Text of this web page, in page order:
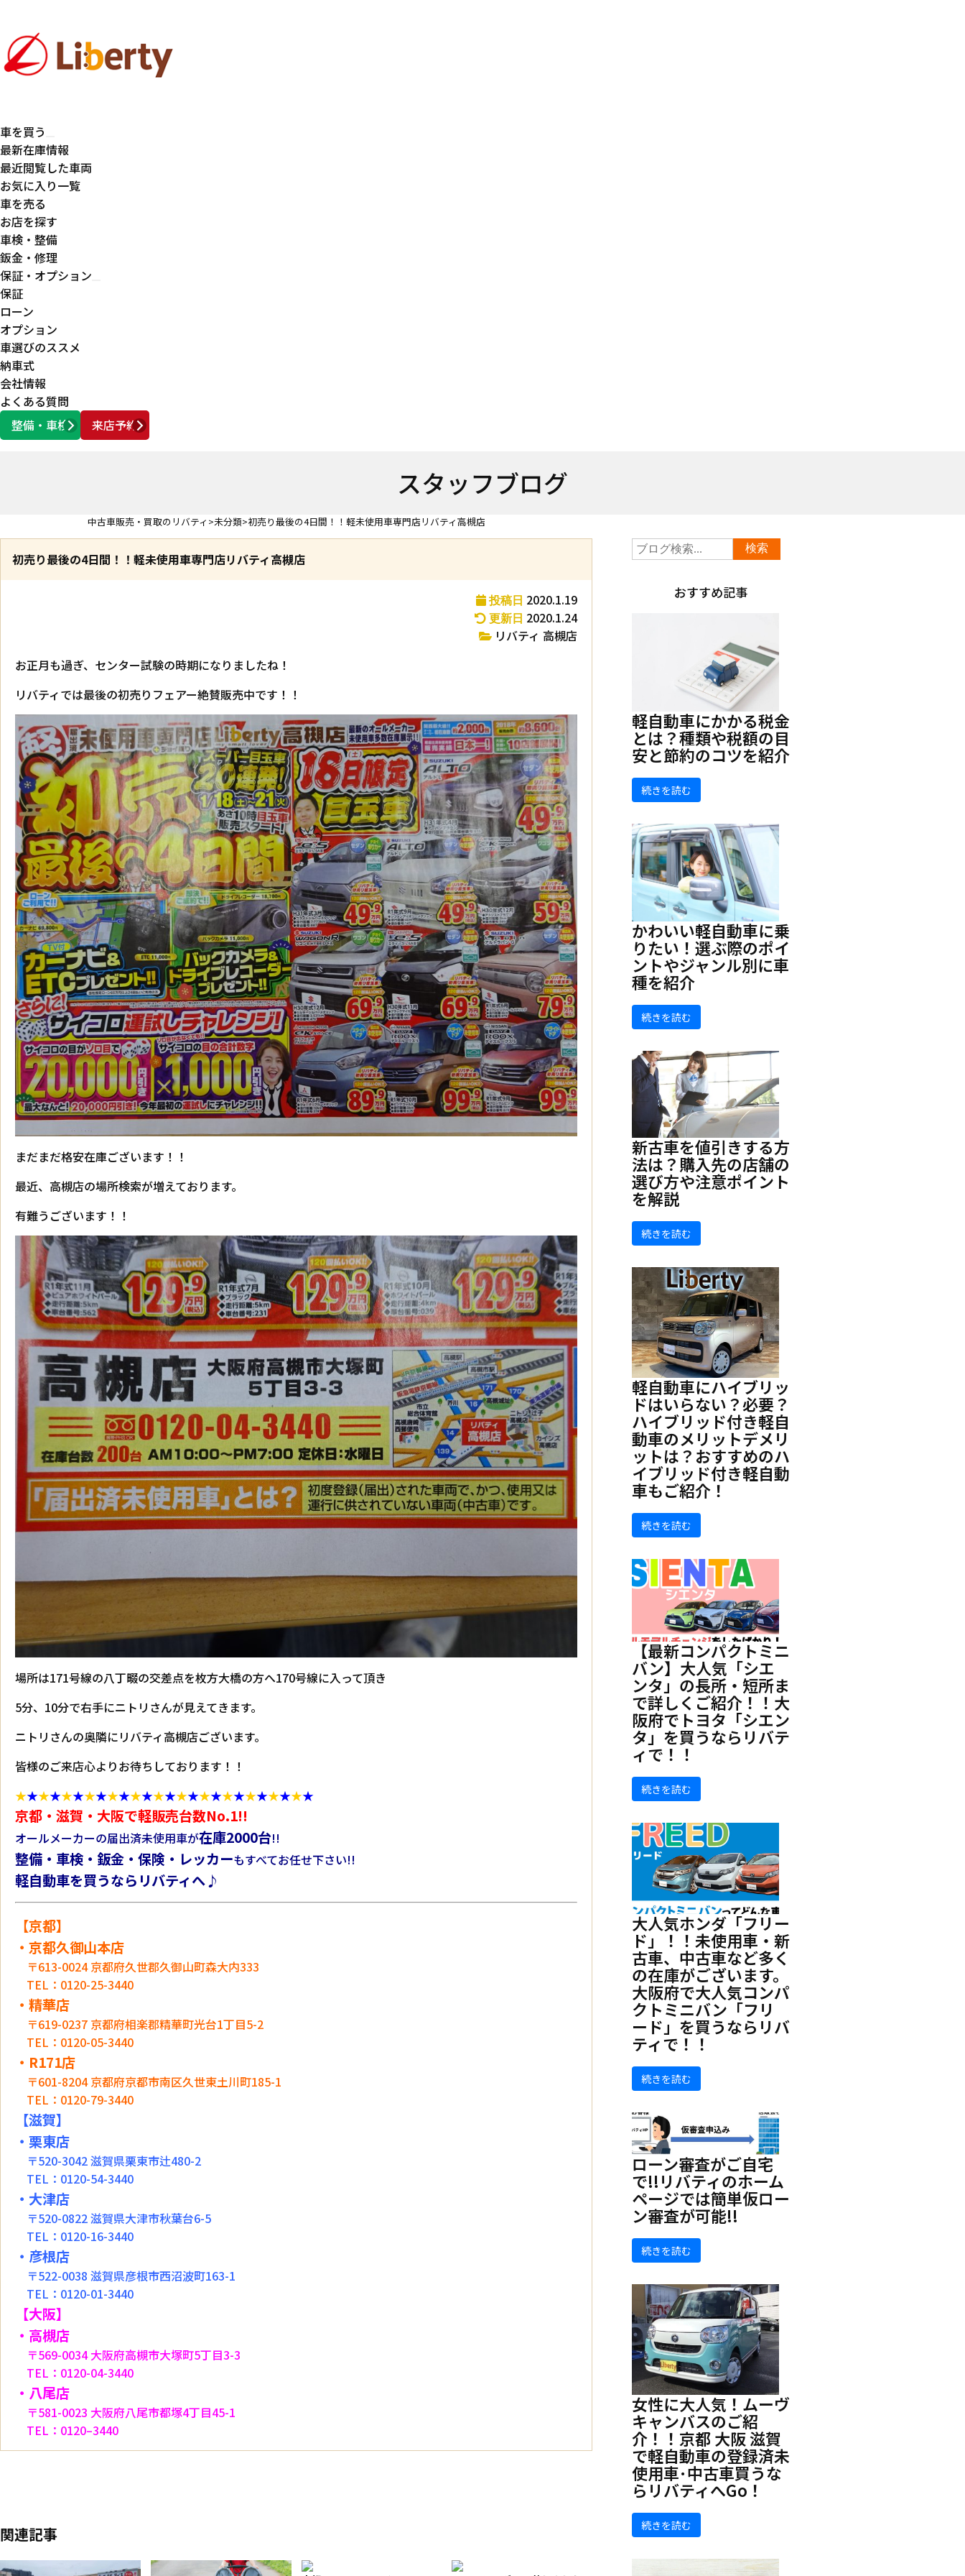
車を買う
最新在庫情報
最近閲覧した車両
お気に入り一覧
車を売る
お店を探す
車検・整備
鈑金・修理
保証・オプション
保証
ローン
オプション
車選びのススメ
納車式
会社情報
よくある質問
整備・車検
来店予約
営業時間 AM10:00 ～ PM6:00
スタッフブログ
中古車販売・買取のリバティ 未分類 初売り最後の4日間！！軽未使用車専門店リバティ高槻店
初売り最後の4日間！！軽未使用車専門店リバティ高槻店
投稿日 2020.1.19
更新日 2020.1.24
リバティ 高槻店
お正月も過ぎ、センター試験の時期になりましたね！
リバティでは最後の初売りフェアー絶賛販売中です！！
まだまだ格安在庫ございます！！
最近、高槻店の場所検索が増えております。
有難うございます！！
場所は171号線の八丁畷の交差点を枚方大橋の方へ170号線に入って頂き
5分、10分で右手にニトリさんが見えてきます。
ニトリさんの奥隣にリバティ高槻店ございます。
皆様のご来店心よりお待ちしております！！
★★★★★★★★★★★★★★★★★★★★★★★★★★
京都・滋賀・大阪で軽販売台数No.1!!
オールメーカーの届出済未使用車が在庫2000台!!
整備・車検・鈑金・保険・レッカーもすべてお任せ下さい!!
軽自動車を買うならリバティへ♪
【京都】
・京都久御山本店
〒613-0024 京都府久世郡久御山町森大内333
TEL：0120-25-3440
・精華店
〒619-0237 京都府相楽郡精華町光台1丁目5-2
TEL：0120-05-3440
・R171店
〒601-8204 京都府京都市南区久世東土川町185-1
TEL：0120-79-3440
【滋賀】
・ 栗東店
〒520-3042 滋賀県栗東市辻480-2
TEL：0120-54-3440
・大津店
〒520-0822 滋賀県大津市秋葉台6-5
TEL：0120-16-3440
・彦根店
〒522-0038 滋賀県彦根市西沼波町163-1
TEL：0120-01-3440
【大阪】
・高槻店
〒569-0034 大阪府高槻市大塚町5丁目3-3
TEL：0120-04-3440
・八尾店
〒581-0023 大阪府八尾市都塚4丁目45-1
TEL：0120–3440
関連記事
おすすめ記事
軽自動車にかかる税金
とは？種類や税額の目
安と節約のコツを紹介
続きを読む
かわいい軽自動車に乗
りたい！選ぶ際のポイ
ントやジャンル別に車
種を紹介
続きを読む
新古車を値引きする方
法は？購入先の店舗の
選び方や注意ポイント
を解説
続きを読む
軽自動車にハイブリッ
ドはいらない？必要？
ハイブリッド付き軽自
動車のメリットデメリ
ットは？おすすめのハ
イブリッド付き軽自動
車もご紹介！
続きを読む
【最新コンパクトミニ
バン】大人気「シエ
ンタ」の長所・短所ま
で詳しくご紹介！！大
阪府でトヨタ「シエン
タ」を買うならリバテ
ィで！！
続きを読む
大人気ホンダ「フリー
ド」！！未使用車・新
古車、中古車など多く
の在庫がございます。
大阪府で大人気コンパ
クトミニバン「フリ
ード」を買うならリバ
ティで！！
続きを読む
ローン審査がご自宅
で!!リバティのホーム
ページでは簡単仮ロー
ン審査が可能!!
続きを読む
女性に大人気！ムーヴ
キャンバスのご紹
介！！京都 大阪 滋賀
で軽自動車の登録済未
使用車･中古車買うな
らリバティへGo！
続きを読む